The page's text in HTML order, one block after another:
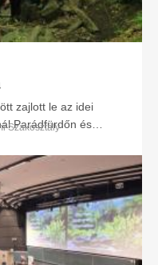
zajlott le az idei
Parádfürdőn és
Szakosztály